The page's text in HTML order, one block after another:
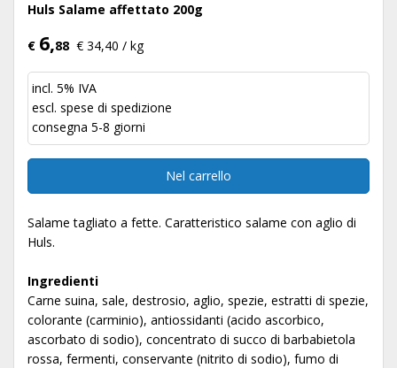
Huls Salame affettato 200g
€ 6,88 € 34,40 / kg
incl. 5% IVA
escl. spese di spedizione
consegna 5-8 giorni
Nel carrello
Salame tagliato a fette. Caratteristico salame con aglio di
Huls.
Ingredienti
Carne suina, sale, destrosio, aglio, spezie, estratti di spezie,
colorante (carminio), antiossidanti (acido ascorbico,
ascorbato di sodio), concentrato di succo di barbabietola
rossa, fermenti, conservante (nitrito di sodio), fumo di